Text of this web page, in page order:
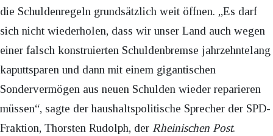
die Schuldenregeln grundsätzlich weit öffnen. „Es darf
sich nicht wiederholen, dass wir unser Land auch wegen
einer falsch konstruierten Schuldenbremse jahrzehntelang
kaputtsparen und dann mit einem gigantischen
Sondervermögen aus neuen Schulden wieder reparieren
müssen“, sagte der haushaltspolitische Sprecher der SPD-
Fraktion, Thorsten Rudolph, der Rheinischen Post.